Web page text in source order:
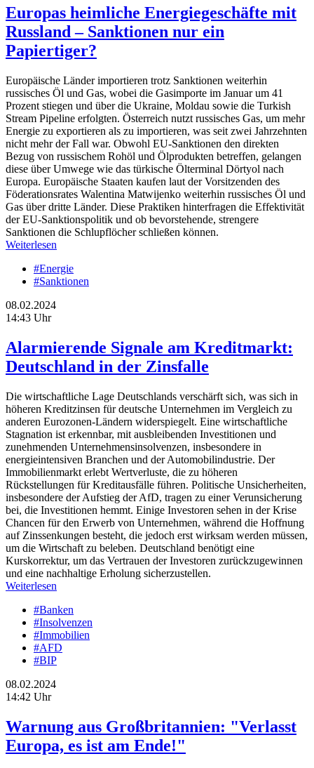
Europas heimliche Energiegeschäfte mit
Russland – Sanktionen nur ein
Papiertiger?
Europäische Länder importieren trotz Sanktionen weiterhin
russisches Öl und Gas, wobei die Gasimporte im Januar um 41
Prozent stiegen und über die Ukraine, Moldau sowie die Turkish
Stream Pipeline erfolgten. Österreich nutzt russisches Gas, um mehr
Energie zu exportieren als zu importieren, was seit zwei Jahrzehnten
nicht mehr der Fall war. Obwohl EU-Sanktionen den direkten
Bezug von russischem Rohöl und Ölprodukten betreffen, gelangen
diese über Umwege wie das türkische Ölterminal Dörtyol nach
Europa. Europäische Staaten kaufen laut der Vorsitzenden des
Föderationsrates Walentina Matwijenko weiterhin russisches Öl und
Gas über dritte Länder. Diese Praktiken hinterfragen die Effektivität
der EU-Sanktionspolitik und ob bevorstehende, strengere
Sanktionen die Schlupflöcher schließen können.
Weiterlesen
#Energie
#Sanktionen
08.02.2024
14:43 Uhr
Alarmierende Signale am Kreditmarkt:
Deutschland in der Zinsfalle
Die wirtschaftliche Lage Deutschlands verschärft sich, was sich in
höheren Kreditzinsen für deutsche Unternehmen im Vergleich zu
anderen Eurozonen-Ländern widerspiegelt. Eine wirtschaftliche
Stagnation ist erkennbar, mit ausbleibenden Investitionen und
zunehmenden Unternehmensinsolvenzen, insbesondere in
energieintensiven Branchen und der Automobilindustrie. Der
Immobilienmarkt erlebt Wertverluste, die zu höheren
Rückstellungen für Kreditausfälle führen. Politische Unsicherheiten,
insbesondere der Aufstieg der AfD, tragen zu einer Verunsicherung
bei, die Investitionen hemmt. Einige Investoren sehen in der Krise
Chancen für den Erwerb von Unternehmen, während die Hoffnung
auf Zinssenkungen besteht, die jedoch erst wirksam werden müssen,
um die Wirtschaft zu beleben. Deutschland benötigt eine
Kurskorrektur, um das Vertrauen der Investoren zurückzugewinnen
und eine nachhaltige Erholung sicherzustellen.
Weiterlesen
#Banken
#Insolvenzen
#Immobilien
#AFD
#BIP
08.02.2024
14:42 Uhr
Warnung aus Großbritannien: "Verlasst
Europa, es ist am Ende!"